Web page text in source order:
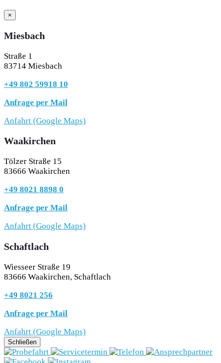
×
Miesbach
Straße 1
83714 Miesbach
+49 802 59918 10
Anfrage per Mail
Anfahrt (Google Maps)
Waakirchen
Tölzer Straße 15
83666 Waakirchen
+49 8021 8898 0
Anfrage per Mail
Anfahrt (Google Maps)
Schaftlach
Wiesseer Straße 19
83666 Waakirchen, Schaftlach
+49 8021 256
Anfrage per Mail
Anfahrt (Google Maps)
Schließen